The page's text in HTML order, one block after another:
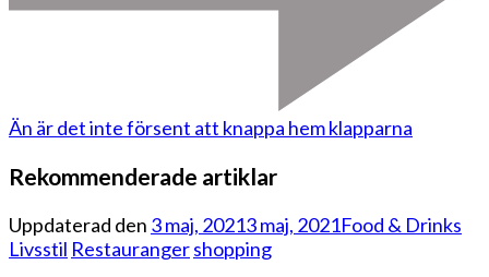
Än är det inte försent att knappa hem klapparna
Rekommenderade artiklar
Uppdaterad den 3 maj, 20213 maj, 2021Food & Drinks
Livsstil Restaurangershopping